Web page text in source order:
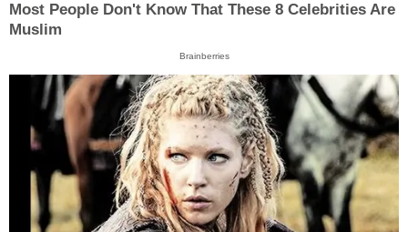
Most People Don't Know That These 8 Celebrities Are
Muslim
Brainberries